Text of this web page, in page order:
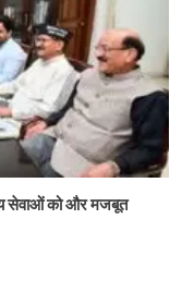
सेवाओं को और मजबूत